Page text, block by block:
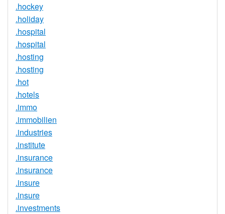
.hockey
.holiday
.hospital
.hospital
.hosting
.hosting
.hot
.hotels
.immo
.immobilien
.industries
.institute
.insurance
.insurance
.insure
.insure
.investments